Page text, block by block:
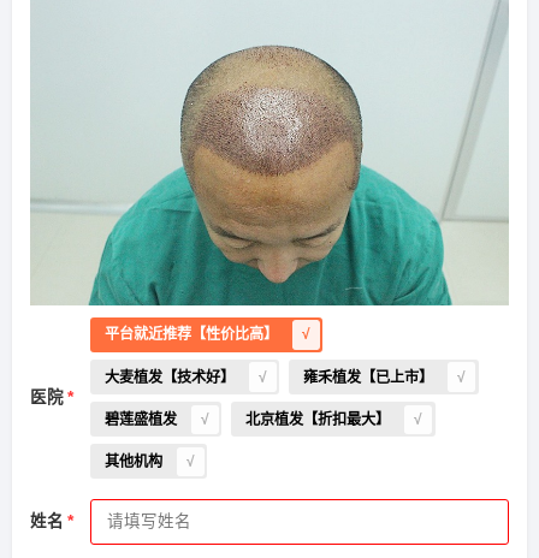
医院
平台就近推荐【性价比高】
大麦植发【技术好】 雍禾植发【已上市】
碧莲盛植发 北京植发【折扣最大】
其他机构
姓名